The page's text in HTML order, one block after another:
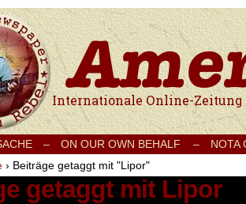
Internationale Onlinezeitung für Frieden,
– ON OUR OWN BEHALF –
NOTA
› Beiträge getaggt mit "Lipor"
getaggt mit Lipor